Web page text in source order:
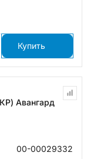
Купить
Авангард
00-00029332